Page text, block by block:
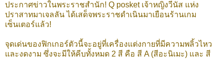
ประกาศข่าวในพระราชสำนัก! Q posket เจ้าหญิงวีนัส แห่ง
ปราสาทมาเจลลัน ได้เสด็จพระราชดําเนินมาเยือนร้านเกม
เซ็นเตอร์แล้ว!
จุดเด่นของฟิกเกอร์ตัวนี้จะอยู่ที่เครื่องแต่งกายที่มีความพลิ้วไหว
และงดงาม ซึ่งจะมีให้คีบทั้งหมด 2 สี คือ สี A (สีอะนิเมะ) และ สี